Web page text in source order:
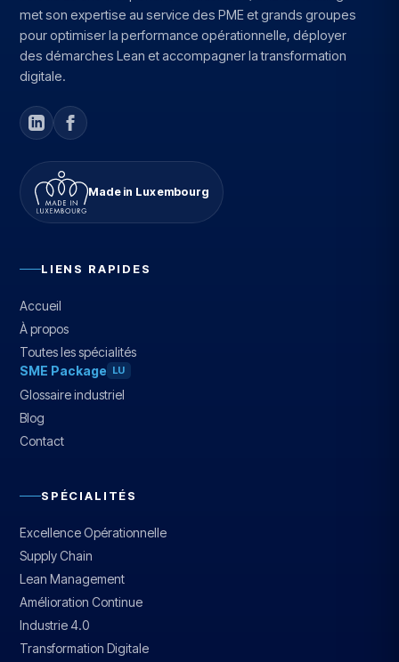
met son expertise au service des PME et grands groupes
pour optimiser la performance opérationnelle, déployer
des démarches Lean et accompagner la transformation
digitale.
Made in Luxembourg
LIENS RAPIDES
Accueil
À propos
Toutes les spécialités
SME Package LU
Glossaire industriel
Blog
Contact
SPÉCIALITÉS
Excellence Opérationnelle
Supply Chain
Lean Management
Amélioration Continue
Industrie 4.0
Transformation Digitale